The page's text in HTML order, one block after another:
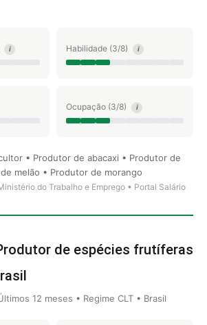
i Habilidade (3/8) i
Ocupação (3/8) i
• Produtor de abacaxi • Produtor de
melão • Produtor de morango
do Trabalho e Emprego • Portal Salário
de espécies frutíferas
12 meses • Regime CLT • Brasil